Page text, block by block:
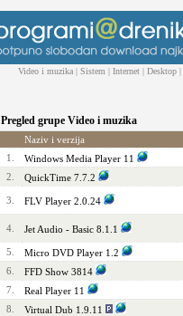
Video i muzika | Sistem | Internet | Desktop |
Pregled grupe Video i muzika
Naziv i verzija
1.
Windows Media Player 11
2.
QuickTime 7.7.2
3. FLV Player 2.0.24
4. Jet Audio - Basic 8.1.1
5. Micro DVD Player 1.2
6.
FFD Show 3814
7.
Real Player 11
8.
Virtual Dub 1.9.11